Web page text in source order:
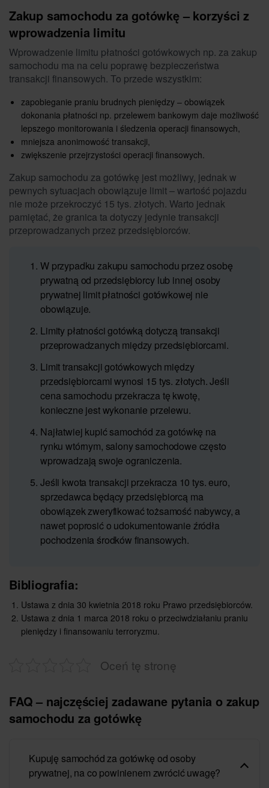
Zakup samochodu za gotówkę – korzyści z
wprowadzenia limitu
Wprowadzenie limitu płatności gotówkowych np. za zakup
samochodu ma na celu poprawę bezpieczeństwa
transakcji finansowych. To przede wszystkim:
zapobieganie praniu brudnych pieniędzy – obowiązek
dokonania płatności np. przelewem bankowym daje możliwość
lepszego monitorowania i śledzenia operacji finansowych,
mniejsza anonimowość transakcji,
zwiększenie przejrzystości operacji finansowych.
Zakup samochodu za gotówkę jest możliwy, jednak w
pewnych sytuacjach obowiązuje limit – wartość pojazdu
nie może przekroczyć 15 tys. złotych. Warto jednak
pamiętać, że granica ta dotyczy jedynie transakcji
przeprowadzanych przez przedsiębiorców.
W przypadku zakupu samochodu przez osobę
prywatną od przedsiębiorcy lub innej osoby
prywatnej limit płatności gotówkowej nie
obowiązuje.
Limity płatności gotówką dotyczą transakcji
przeprowadzanych między przedsiębiorcami.
Limit transakcji gotówkowych między
przedsiębiorcami wynosi 15 tys. złotych. Jeśli
cena samochodu przekracza tę kwotę,
konieczne jest wykonanie przelewu.
Najłatwiej kupić samochód za gotówkę na
rynku wtórnym, salony samochodowe często
wprowadzają swoje ograniczenia.
Jeśli kwota transakcji przekracza 10 tys. euro,
sprzedawca będący przedsiębiorcą ma
obowiązek zweryfikować tożsamość nabywcy, a
nawet poprosić o udokumentowanie źródła
pochodzenia środków finansowych.
Bibliografia:
Ustawa z dnia 30 kwietnia 2018 roku Prawo przedsiębiorców.
Ustawa z dnia 1 marca 2018 roku o przeciwdziałaniu praniu
pieniędzy i finansowaniu terroryzmu.
Oceń tę stronę
FAQ – najczęściej zadawane pytania o zakup
samochodu za gotówkę
Kupuję samochód za gotówkę od osoby
prywatnej, na co powinienem zwrócić uwagę?